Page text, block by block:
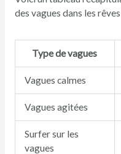
des vagues dans les
Type de vagues
Vagues calmes
Vagues agitées
Surfer sur les
vagues